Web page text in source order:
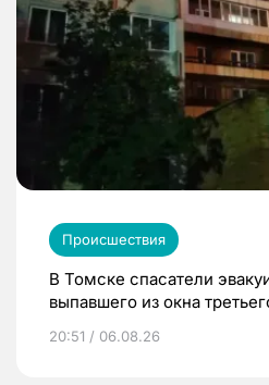
Происшествия
В Томске спасатели
выпавшего из окна
20:51 / 06.08.26